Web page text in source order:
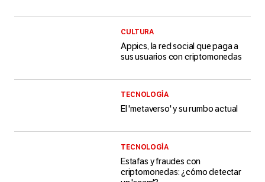
CULTURA
Appics, la red social que paga a
sus usuarios con criptomonedas
TECNOLOGÍA
El 'metaverso' y su rumbo actual
TECNOLOGÍA
Estafas y fraudes con
criptomonedas: ¿cómo detectar